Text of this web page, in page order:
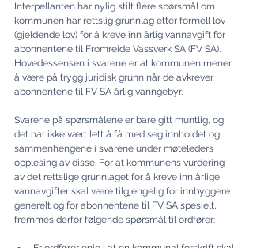
Interpellanten har nylig stilt flere spørsmål om
kommunen har rettslig grunnlag etter formell lov
(gjeldende lov) for å kreve inn årlig vannavgift for
abonnentene til Fromreide Vassverk SA (FV SA).
Hovedessensen i svarene er at kommunen mener
å være på trygg juridisk grunn når de avkrever
abonnentene til FV SA årlig vanngebyr.
Svarene på spørsmålene er bare gitt muntlig, og
det har ikke vært lett å få med seg innholdet og
sammenhengene i svarene under møteleders
opplesing av disse. For at kommunens vurdering
av det rettslige grunnlaget for å kreve inn årlige
vannavgifter skal være tilgjengelig for innbyggere
generelt og for abonnentene til FV SA spesielt,
fremmes derfor følgende spørsmål til ordfører: